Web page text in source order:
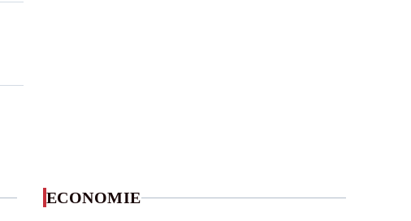
ECONOMIE